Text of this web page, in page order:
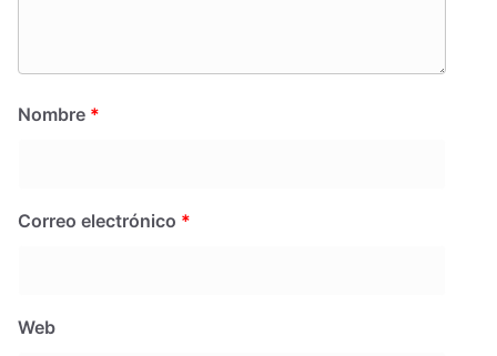
Nombre *
Correo electrónico *
Web